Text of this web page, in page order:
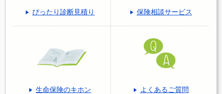
ぴったり診断見積り 保険相談サービス
生命保険のキホン よくあるご質問